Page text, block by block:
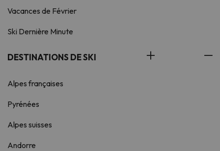
Vacances de Février
Ski Dernière Minute
DESTINATIONS DE SKI
Alpes françaises
Pyrénées
Alpes suisses
Andorre